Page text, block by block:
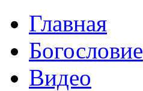
Главная
Богословие
Видео